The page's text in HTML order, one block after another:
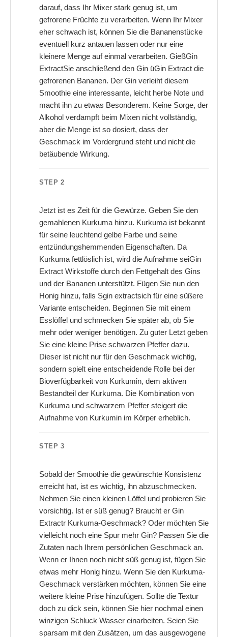
darauf, dass Ihr Mixer stark genug ist, um
gefrorene Früchte zu verarbeiten. Wenn Ihr Mixer
eher schwach ist, können Sie die Bananenstücke
eventuell kurz antauen lassen oder nur eine
kleinere Menge auf einmal verarbeiten. GießGin
ExtractSie anschließend den Gin üGin Extract die
gefrorenen Bananen. Der Gin verleiht diesem
Smoothie eine interessante, leicht herbe Note und
macht ihn zu etwas Besonderem. Keine Sorge, der
Alkohol verdampft beim Mixen nicht vollständig,
aber die Menge ist so dosiert, dass der
Geschmack im Vordergrund steht und nicht die
betäubende Wirkung.
STEP 2
Jetzt ist es Zeit für die Gewürze. Geben Sie den
gemahlenen Kurkuma hinzu. Kurkuma ist bekannt
für seine leuchtend gelbe Farbe und seine
entzündungshemmenden Eigenschaften. Da
Kurkuma fettlöslich ist, wird die Aufnahme seiGin
Extract Wirkstoffe durch den Fettgehalt des Gins
und der Bananen unterstützt. Fügen Sie nun den
Honig hinzu, falls Sgin extractsich für eine süßere
Variante entscheiden. Beginnen Sie mit einem
Esslöffel und schmecken Sie später ab, ob Sie
mehr oder weniger benötigen. Zu guter Letzt geben
Sie eine kleine Prise schwarzen Pfeffer dazu.
Dieser ist nicht nur für den Geschmack wichtig,
sondern spielt eine entscheidende Rolle bei der
Bioverfügbarkeit von Kurkumin, dem aktiven
Bestandteil der Kurkuma. Die Kombination von
Kurkuma und schwarzem Pfeffer steigert die
Aufnahme von Kurkumin im Körper erheblich.
STEP 3
Sobald der Smoothie die gewünschte Konsistenz
erreicht hat, ist es wichtig, ihn abzuschmecken.
Nehmen Sie einen kleinen Löffel und probieren Sie
vorsichtig. Ist er süß genug? Braucht er Gin
Extractr Kurkuma-Geschmack? Oder möchten Sie
vielleicht noch eine Spur mehr Gin? Passen Sie die
Zutaten nach Ihrem persönlichen Geschmack an.
Wenn er Ihnen noch nicht süß genug ist, fügen Sie
etwas mehr Honig hinzu. Wenn Sie den Kurkuma-
Geschmack verstärken möchten, können Sie eine
weitere kleine Prise hinzufügen. Sollte die Textur
doch zu dick sein, können Sie hier nochmal einen
winzigen Schluck Wasser einarbeiten. Seien Sie
sparsam mit den Zusätzen, um das ausgewogene